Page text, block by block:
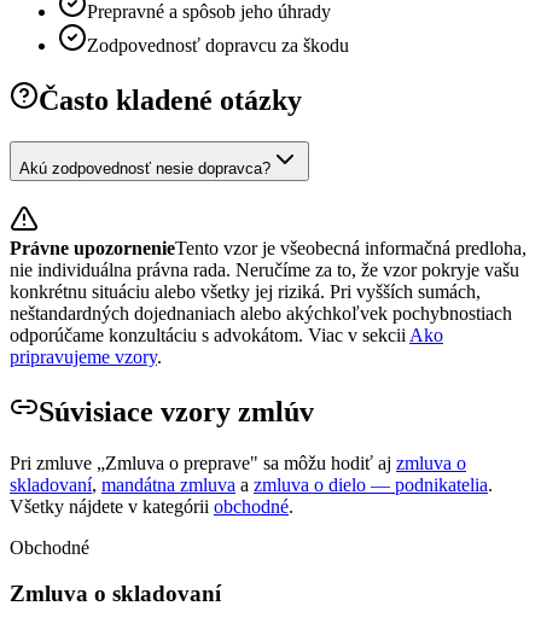
Prepravné a spôsob jeho úhrady
Zodpovednosť dopravcu za škodu
Často kladené otázky
Akú zodpovednosť nesie dopravca?
Právne upozornenieTento vzor je všeobecná informačná predloha,
nie individuálna právna rada. Neručíme za to, že vzor pokryje vašu
konkrétnu situáciu alebo všetky jej riziká. Pri vyšších sumách,
neštandardných dojednaniach alebo akýchkoľvek pochybnostiach
odporúčame konzultáciu s advokátom. Viac v sekcii Ako
pripravujeme vzory.
Súvisiace vzory zmlúv
Pri zmluve „Zmluva o preprave" sa môžu hodiť aj zmluva o
skladovaní, mandátna zmluva a zmluva o dielo — podnikatelia.
Všetky nájdete v kategórii obchodné.
Obchodné
Zmluva o skladovaní